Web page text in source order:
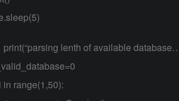
print(“parsing lenth of available
in range(1,50):